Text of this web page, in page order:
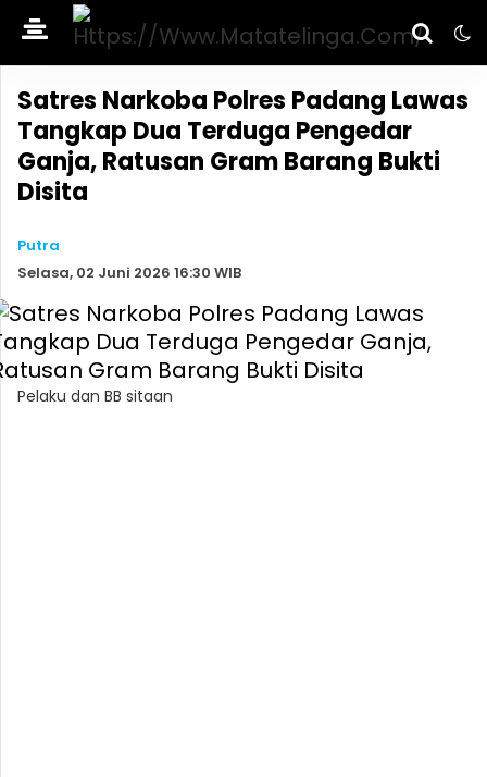
Satres Narkoba Polres Padang Lawas
Tangkap Dua Terduga Pengedar
Ganja, Ratusan Gram Barang Bukti
Disita
Putra
Selasa, 02 Juni 2026 16:30 WIB
Pelaku dan BB sitaan